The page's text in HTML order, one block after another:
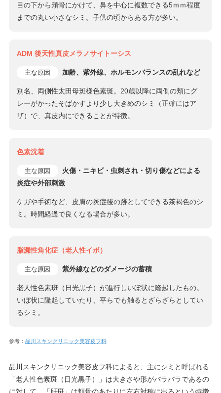
目の下から頬骨にかけて、鼻を中心に複数できる5ｍｍ程度
までの丸い小さなシミ。子供の頃からある方が多い。
ADM 後天性真皮メラノサイトーシス
主な原因 加齢、紫外線、ホルモンバランスの乱れなど
別名、両側性太田母斑様色素斑。20歳以降に両側の頬にグ
レーがかったそばかすより少し大きめのシミ（正確にはア
ザ）で、真皮内にできることが特徴。
色素沈着
主な原因
火傷・ニキビ・虫刺され・切り傷などによる
炎症や外部刺激
ケガや手術など、皮膚の炎症後の跡としてできる茶褐色のシ
ミ。時間経過で良くなる場合が多い。
脂漏性角化症（老人性イボ）
主な原因 紫外線などのダメージの蓄積
老人性色素班（日光黒子）が進行しいぼ状に隆起したもの。
いぼ状に隆起していたり、平らでも触るとざらざらとしてい
るシミ。
参考： 品川スキンクリニック美容皮フ科
品川スキンクリニック美容皮フ科によると、主にシミと呼ばれる
「老人性色素斑（日光黒子）」は大きさや形がバラバラであるの